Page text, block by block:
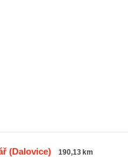
(Dalovice) 190,13 km